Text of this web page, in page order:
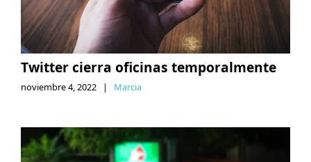
Twitter cierra oficinas temporalmente
noviembre 4, 2022 | Marcia